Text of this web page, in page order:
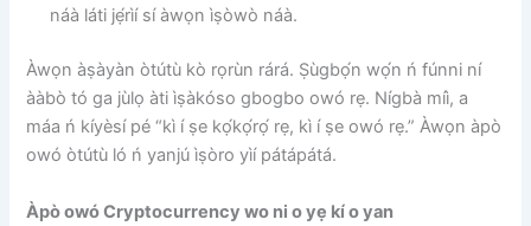
náà láti jẹ́rìí sí àwọn ìṣòwò náà.
Àwọn àṣàyàn òtútù kò rọrùn rárá. Ṣùgbọ́n wọ́n ń fúnni ní
ààbò tó ga jùlọ àti ìṣàkóso gbogbo owó rẹ. Nígbà míì, a
máa ń kíyèsí pé “kì í ṣe kọ́kọ́rọ́ rẹ, kì í ṣe owó rẹ.” Àwọn àpò
owó òtútù ló ń yanjú ìṣòro yìí pátápátá.
Àpò owó Cryptocurrency wo ni o yẹ kí o yan